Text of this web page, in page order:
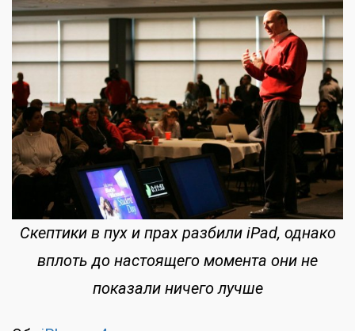
Скептики в пух и прах разбили iPad, однако
вплоть до настоящего момента они не
показали ничего лучше